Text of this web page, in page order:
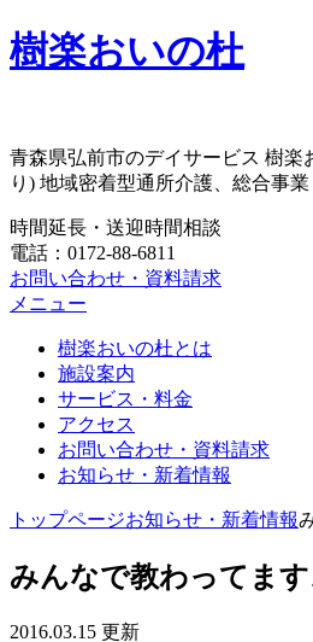
樹楽おいの杜
青森県弘前市のデイサービス 樹楽
り) 地域密着型通所介護、総合事業
時間延長・送迎時間相談
電話：0172-88-6811
お問い合わせ・資料請求
メニュー
樹楽おいの杜とは
施設案内
サービス・料金
アクセス
お問い合わせ・資料請求
お知らせ・新着情報
トップページお知らせ・新着情報
みんなで教わってます
2016.03.15 更新